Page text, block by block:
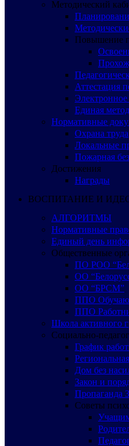
Методический
Повышение
Аттестация
Единая
Нормативные
Охрана труда
Локальные
Пожарная
Достижения
Награды
ВОСПИТАНИЕ И
АЛГОРИТМЫ
Нормативные
Единый день
Общественные
ПО РОО
ОО
ОО “БРСМ”
ППО
ППО
Школа активного
Социально-
График
Дом без
Закон и
Пропаганда
Советы